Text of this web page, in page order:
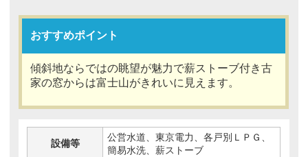
おすすめポイント
傾斜地ならではの眺望が魅力で薪ストーブ付き古
家の窓からは富士山がきれいに見えます。
設備等
公営水道、東京電力、各戸別ＬＰＧ、
簡易水洗、薪ストーブ